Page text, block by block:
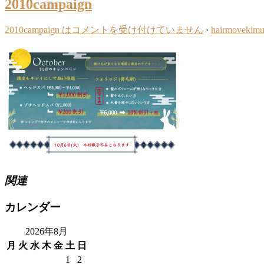
2010campaign
2010campaign はコメントを受け付けていません ·
関連
カレンダー
2026年8月
月 火 水 木 金 土 日
1
2